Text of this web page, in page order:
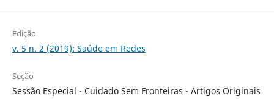
Edição
v. 5 n. 2 (2019): Saúde em Redes
Seção
Sessão Especial - Cuidado Sem Fronteiras - Artigos Originais